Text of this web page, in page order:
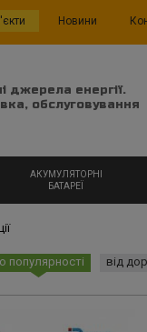
Новини
джерела енергії.
обслуговування
АКУМУЛЯТОРНІ
БАТАРЕЇ
популярності від